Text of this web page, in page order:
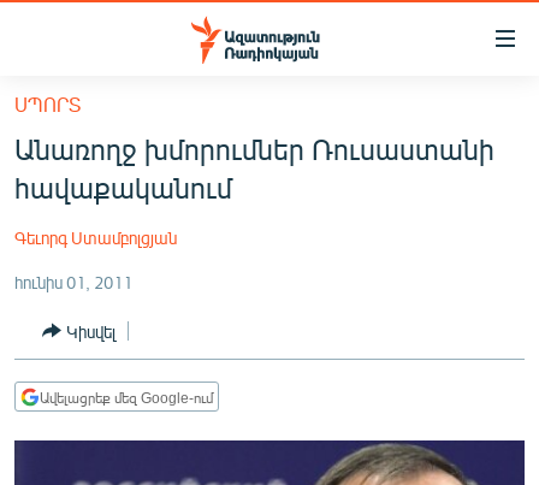
Մատչելիության
հիմնական
բովանդակությանը
Անցնել
հիմնական
մենյուին
ՀԱՅԱՍՏԱՆ
ՔԱՂԱՔԱԿԱՆ
ԸՆՏՐՈՒԹՅՈՒՆՆԵՐ 2026
ԻՐԱՎՈՒՆՔ
ՀԱՍԱՐԱԿՈՒԹՅՈՒՆ
ՏՆՏԵՍՈՒԹՅՈՒՆ
ՊԱՏԵՐԱԶՄԻ 6 ՇԱԲԱԹՆԵՐԸ
ՍՊՈՐՏ
Անառողջ խմորումներ Ռուսաստանի
հավաքականում
Գեւորգ Ստամբոլցյան
հունիս 01, 2011
Կիսվել
Ավելացրեք մեզ Google-ում